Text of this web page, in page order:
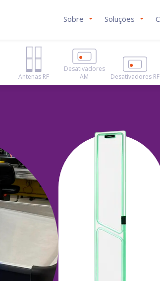
Sobre Soluções
Antenas RF
Desativadores
AM
Desativadores RF